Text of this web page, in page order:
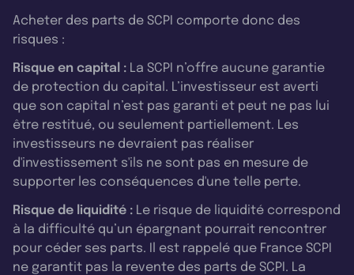
Acheter des parts de SCPI comporte donc des
risques :
Risque en capital : La SCPI n’offre aucune garantie
de protection du capital. L’investisseur est averti
que son capital n’est pas garanti et peut ne pas lui
être restitué, ou seulement partiellement. Les
investisseurs ne devraient pas réaliser
d'investissement s'ils ne sont pas en mesure de
supporter les conséquences d'une telle perte.
Risque de liquidité : Le risque de liquidité correspond
à la difficulté qu’un épargnant pourrait rencontrer
pour céder ses parts. Il est rappelé que France SCPI
ne garantit pas la revente des parts de SCPI. La